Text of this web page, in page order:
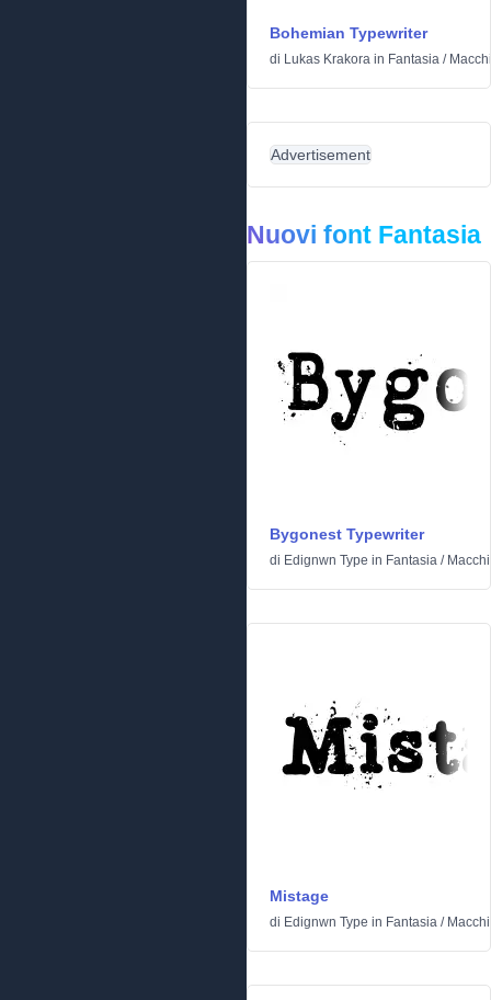
Bohemian Typewriter
di Lukas Krakora in Fantasia /
Advertisement
Nuovi font Fantasia
Bygonest Typewriter
di Edignwn Type in Fantasia /
Mistage
di Edignwn Type in Fantasia /